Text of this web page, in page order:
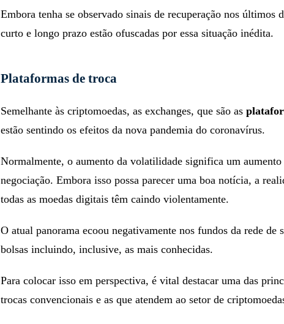
Embora tenha se observado sinais de recuperação nos últimos
curto e longo prazo estão ofuscadas por essa situação inédita.
Plataformas de troca
Semelhante às criptomoedas, as exchanges, que são as
estão sentindo os efeitos da nova pandemia do coronavírus.
Normalmente, o aumento da volatilidade significa um aumento
negociação. Embora isso possa parecer uma boa notícia, a
todas as moedas digitais têm caindo violentamente.
O atual panorama ecoou negativamente nos fundos da rede de
bolsas incluindo, inclusive, as mais conhecidas.
Para colocar isso em perspectiva, é vital destacar uma das
trocas convencionais e as que atendem ao setor de